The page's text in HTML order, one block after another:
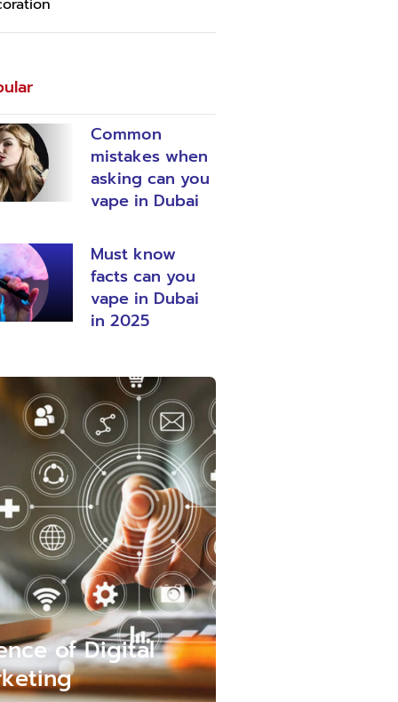
Common
mistakes when
asking can you
vape in Dubai
Must know
facts can you
vape in Dubai
in 2025
of Digital